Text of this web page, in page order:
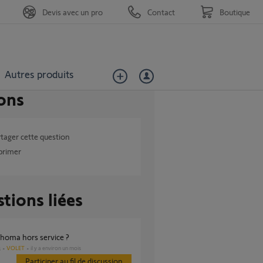
Autres produits
Devis avec un pro Contact Boutique
cette question
liées
hors service ?
VOLET il y a environ un mois
Participer au fil de discussion